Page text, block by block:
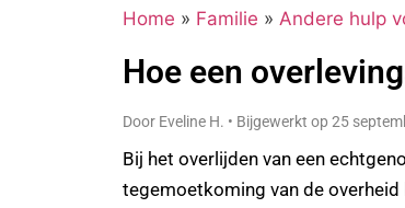
Home » Familie » Andere hulp
Hoe een
Door Eveline H. • Bijgewerkt op 25
Bij het overlijden van een
tegemoetkoming van de